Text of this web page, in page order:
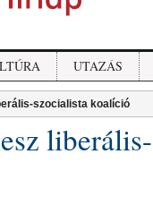
UTAZÁS
szocialista koalíció
liberális-